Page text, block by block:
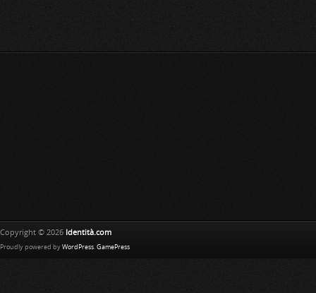
Copyright © 2026 Identità.com
Proudly powered by WordPress. GamePress